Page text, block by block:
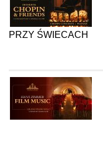
PRZY ŚWIECACH